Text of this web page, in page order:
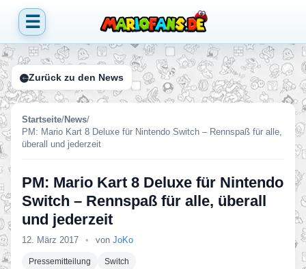
☰
Zurück zu den News
Startseite/News/
PM: Mario Kart 8 Deluxe für Nintendo Switch – Rennspaß für alle,
überall und jederzeit
PM: Mario Kart 8 Deluxe für Nintendo
Switch – Rennspaß für alle, überall
und jederzeit
12. März 2017 • von JoKo
Pressemitteilung Switch